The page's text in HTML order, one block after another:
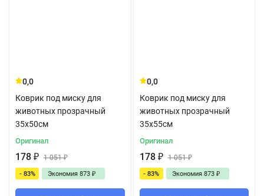
0,0
Коврик под миску для
животных прозрачный
35x50см
Оригинал
178 ₽ 1 051₽
- 83% Экономия 873 ₽
0,0
Коврик под миску для
животных прозрачный
35x55см
Оригинал
178 ₽ 1 051₽
- 83% Экономия 873 ₽